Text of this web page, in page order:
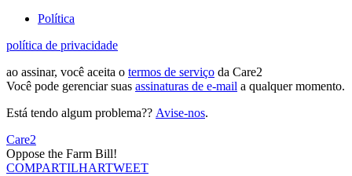
Política
política de privacidade
ao assinar, você aceita o termos de serviço da Care2
Você pode gerenciar suas assinaturas de e-mail a qualquer momento.
Está tendo algum problema?? Avise-nos.
Care2
Oppose the Farm Bill!
COMPARTILHARTWEET